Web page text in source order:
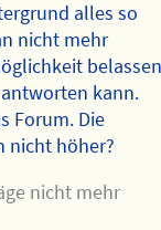
alles so
nicht mehr
kann.
Forum. Die
nicht höher?
nicht mehr